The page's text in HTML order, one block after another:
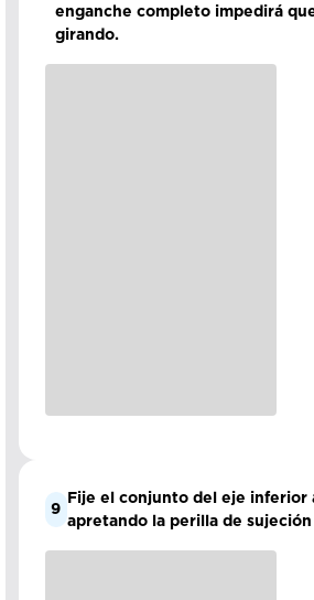
enganche completo impedirá
girando.
9
Fije el conjunto del eje inferior
apretando la perilla de